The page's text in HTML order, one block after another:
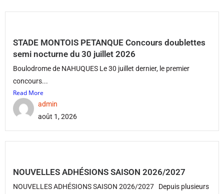
STADE MONTOIS PETANQUE Concours doublettes
semi nocturne du 30 juillet 2026
Boulodrome de NAHUQUES Le 30 juillet dernier, le premier
concours...
Read More
admin
août 1, 2026
NOUVELLES ADHÉSIONS SAISON 2026/2027
NOUVELLES ADHÉSIONS SAISON 2026/2027 Depuis plusieurs